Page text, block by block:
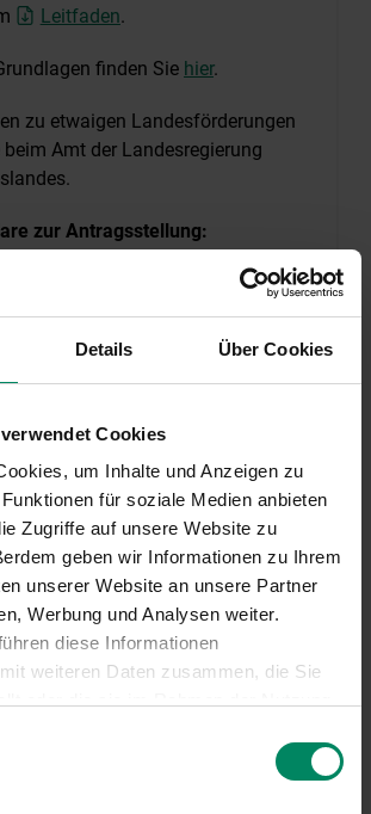
Details Über Cookies
Cookies
um Inhalte und Anzeigen zu
für soziale Medien anbieten
Zugriffe auf unsere Website zu
geben wir Informationen zu Ihrem
unserer Website an unsere Partner
Werbung und Analysen weiter.
diese Informationen
weiteren Daten zusammen, die Sie
Leitfaden.
finden Sie hier.
zu etwaigen Landesförderungen
beim Amt der Landesregierung
zur Antragsstellung:
Bezug von Strom aus EET
Erklärung
zu Ihrem Projekt
Vertragsbedingungen